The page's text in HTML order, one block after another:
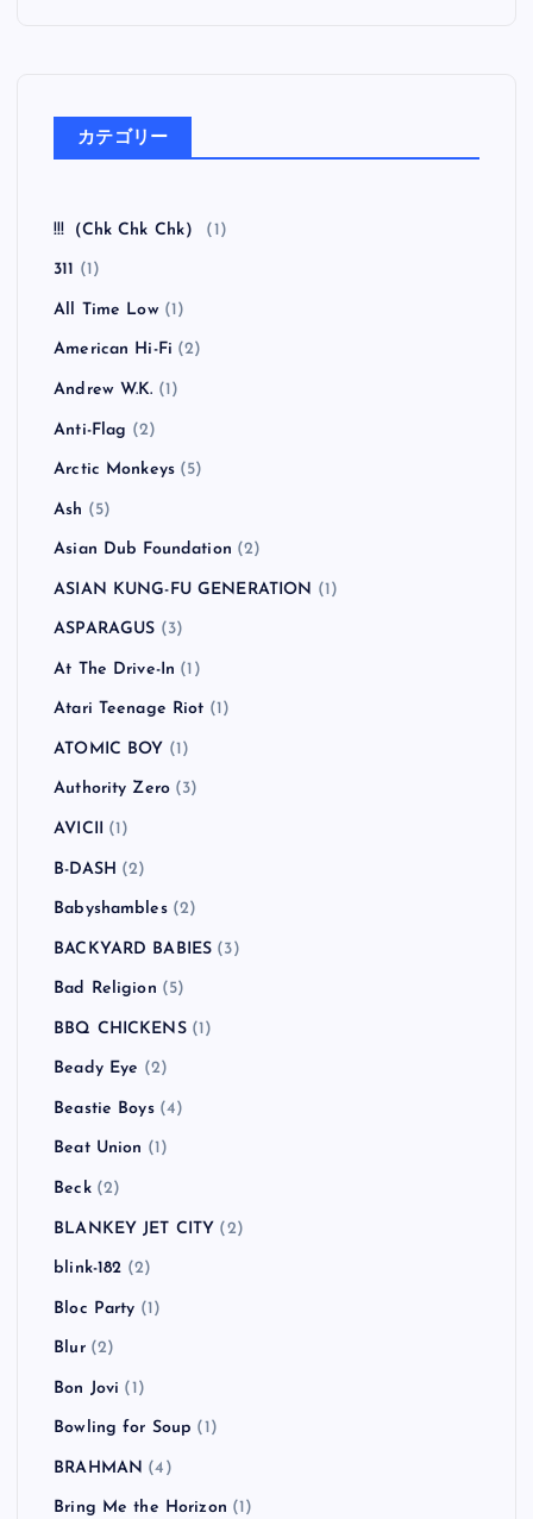
カテゴリー
!!!（Chk Chk Chk） (1)
311 (1)
All Time Low(1)
American Hi-Fi (2)
Andrew W.K. (1)
Anti-Flag (2)
Arctic Monkeys (5)
Ash (5)
Asian Dub Foundation (2)
ASIAN KUNG-FU GENERATION (1)
ASPARAGUS (3)
At The Drive-In (1)
Atari Teenage Riot (1)
ATOMIC BOY (1)
Authority Zero (3)
AVICII (1)
B-DASH (2)
Babyshambles(2)
BACKYARD BABIES (3)
Bad Religion (5)
BBQ CHICKENS(1)
Beady Eye (2)
Beastie Boys(4)
Beat Union (1)
Beck(2)
BLANKEY JET CITY (2)
blink-182 (2)
Bloc Party (1)
Blur(2)
Bon Jovi (1)
Bowling for Soup (1)
BRAHMAN (4)
Bring Me the Horizon (1)